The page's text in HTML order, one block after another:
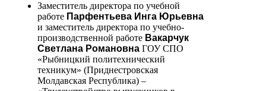
Заместитель директора по учебной
работе Парфентьева Инга Юрьевна
и заместитель директора по учебно-
производственной работе Вакарчук
Светлана Романовна ГОУ СПО
«Рыбницкий политехнический
техникум» (Приднестровская
Молдавская Республика) –